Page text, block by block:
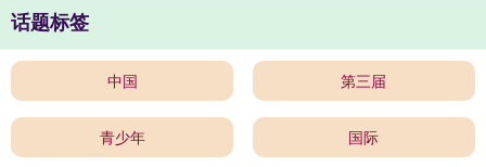
话题标签
中国 第三届
青少年 国际